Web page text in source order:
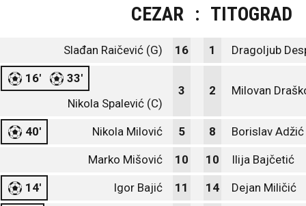
CEZAR : TITOGRAD
Slađan Raičević (G) 16 1 Dragoljub
16'
33'
Nikola Spalević (C)
3 2 Milovan
40' Nikola Milović 5 8 Borislav Adžić
Marko Mišović 10 10 Ilija Bajčetić
14' Igor Bajić 11 14 Dejan Miličić